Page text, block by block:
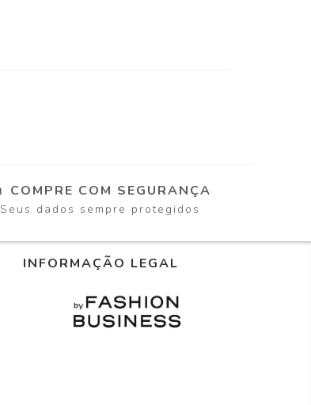
COMPRE COM SEGURANÇA
Seus dados sempre protegidos
INFORMAÇÃO LEGAL